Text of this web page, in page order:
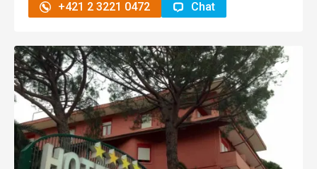
+421 2 3221 0472 Chat